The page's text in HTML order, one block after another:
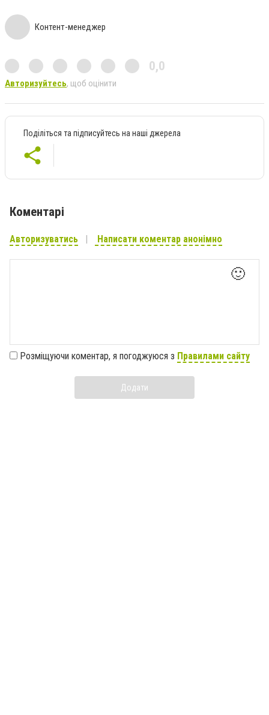
Контент-менеджер
0,0
Авторизуйтесь, щоб оцінити
Поділіться та підписуйтесь на наші джерела
Коментарі
Авторизуватись Написати коментар анонімно
🙂
Розміщуючи коментар, я погоджуюся з Правилами сайту
Додати